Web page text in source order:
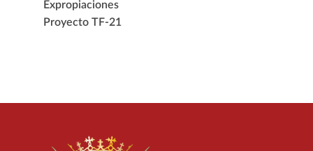
Expropiaciones
Proyecto TF-21